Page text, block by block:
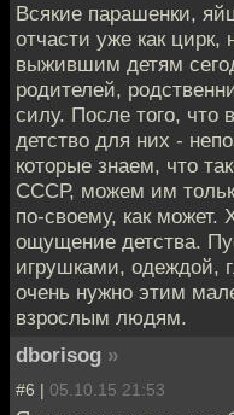
Всякие парашенки,
отчасти уже как цирк,
выжившим детям
родителей,
силу. После того, что
детство для них -
которые знаем, что
СССР, можем им
по-своему, как может.
ощущение детства.
игрушками, одеждой,
очень нужно этим
взрослым людям.
dborisog »
#6 | 05.10.15 21:53